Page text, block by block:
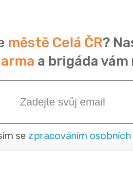
městě Celá ČR?
a brigáda
se zpracováním